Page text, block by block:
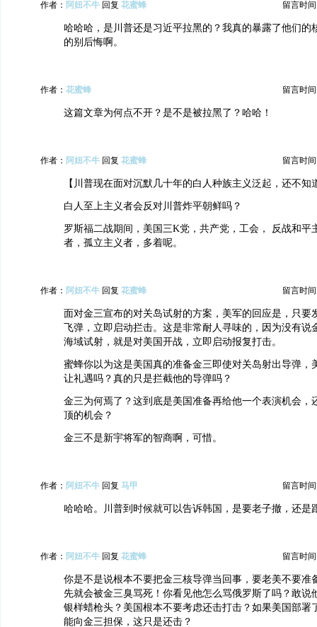
作者： 阿妞不牛 回复 花蜜蜂 留言时间
哈哈哈，是川普还是习近平拉黑的？我真的暴露了他们的
的别后悔啊。
作者： 花蜜蜂 留言时间
这篇文章为何点不开？是不是被拉黑了？哈哈！
作者： 阿妞不牛 回复 花蜜蜂 留言时间
【川普现在面对沉默几十年的白人种族主义泛起，还不知
白人至上主义者会反对川普炸平朝鲜吗？
罗斯福二战期间，美国三K党，共产党，工会， 反战和平
者，孤立主义者，多着呢。
作者： 阿妞不牛 回复 花蜜蜂 留言时间
面对金三宣布的对关岛试射的方案，美军的回应是，只要
飞弹，立即启动拦击。这是非常耐人寻味的，因为没有说
海域试射，就是对美国开战，立即启动报复打击。
蜜蜂你以为这是美国真的准备金三即使对关岛射出导弹，
让礼遇吗？真的只是拦截他的导弹吗？
金三为何焉了？这到底是美国准备再给他一个表演机会，
顶的机会？
金三不是新宇将军的智商啊，可惜。
作者： 阿妞不牛 回复 马甲 留言时间
哈哈哈。川普到时候就可以告诉韩国，是要老子撤，还是
作者： 阿妞不牛 回复 花蜜蜂 留言时间
你是不是说根本不要把金三核导弹当回事，要老美不要准
先就会被金三臭骂死！你看见他怎么骂俄罗斯了吗？敢说
银样蜡枪头？美国根本不要考虑还击打击？如果美国部署
能向金三担保，这只是还击？